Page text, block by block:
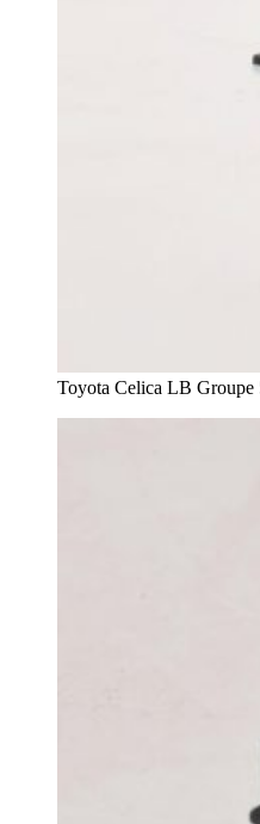
Toyota Celica LB